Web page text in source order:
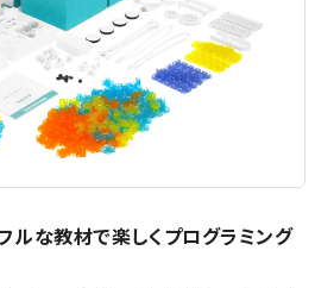
ルな教材で楽しくプログラミング